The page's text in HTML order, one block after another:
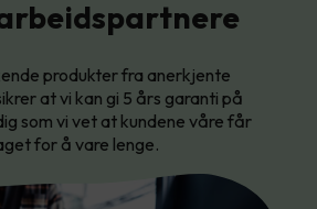
produkter fra anerkjente
at vi kan gi 5 års garanti på
som vi vet at kundene våre får
for å vare lenge.